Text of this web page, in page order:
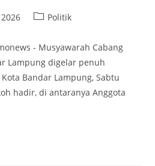
PostPolitik
- Musyawarah Cabang
Lampung digelar penuh
Bandar Lampung, Sabtu
hadir, di antaranya Anggota